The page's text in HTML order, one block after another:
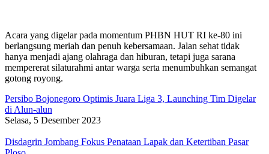
Acara yang digelar pada momentum PHBN HUT RI ke-80 ini
berlangsung meriah dan penuh kebersamaan. Jalan sehat tidak
hanya menjadi ajang olahraga dan hiburan, tetapi juga sarana
mempererat silaturahmi antar warga serta menumbuhkan semangat
gotong royong.
Persibo Bojonegoro Optimis Juara Liga 3, Launching Tim Digelar
di Alun-alun
Selasa, 5 Desember 2023
Disdagrin Jombang Fokus Penataan Lapak dan Ketertiban Pasar